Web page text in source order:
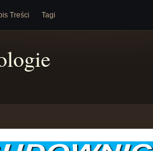
Treści Tagi